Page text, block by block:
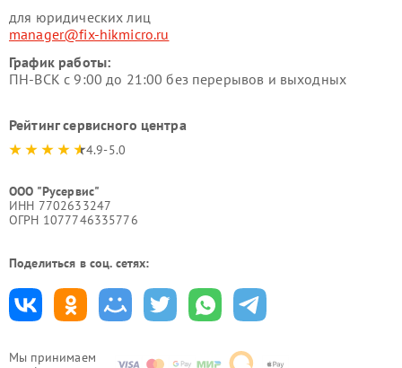
Мы принимаем
для юридических лиц
manager@fix-hikmicro.ru
График работы:
ПН-ВСК с 9:00 до 21:00 без перерывов и выходных
Рейтинг сервисного центра
4.9-5.0
ООО "Русервис"
ИНН 7702633247
ОГРН 1077746335776
Поделиться в соц. сетях: